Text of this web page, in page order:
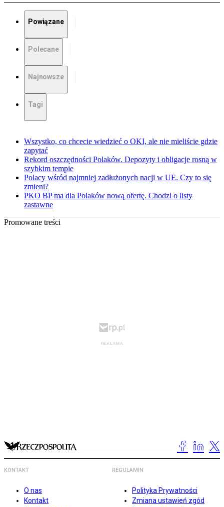
Powiązane
Polecane
Najnowsze
Tagi
Wszystko, co chcecie wiedzieć o OKI, ale nie mieliście gdzie
zapytać
Rekord oszczędności Polaków. Depozyty i obligacje rosną w
szybkim tempie
Polacy wśród najmniej zadłużonych nacji w UE. Czy to się
zmieni?
PKO BP ma dla Polaków nową ofertę. Chodzi o listy
zastawne
Promowane treści
KONTAKT
O nas
Kontakt
REGULAMIN
Polityka Prywatności
Zmiana ustawień zgód